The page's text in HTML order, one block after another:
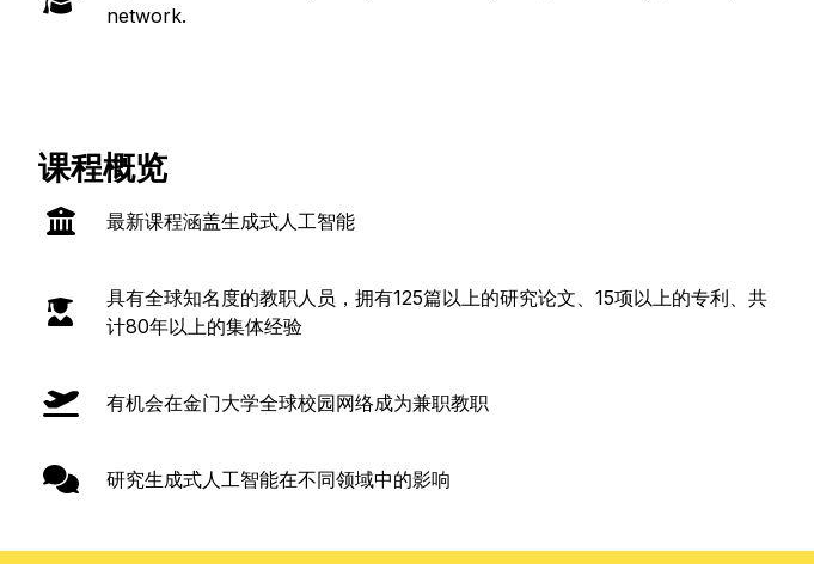
network.
课程概览
最新课程涵盖生成式人工智能
具有全球知名度的教职人员，拥有125篇以上的研究论文、15项以上的专利、共
计80年以上的集体经验
有机会在金门大学全球校园网络成为兼职教职
研究生成式人工智能在不同领域中的影响